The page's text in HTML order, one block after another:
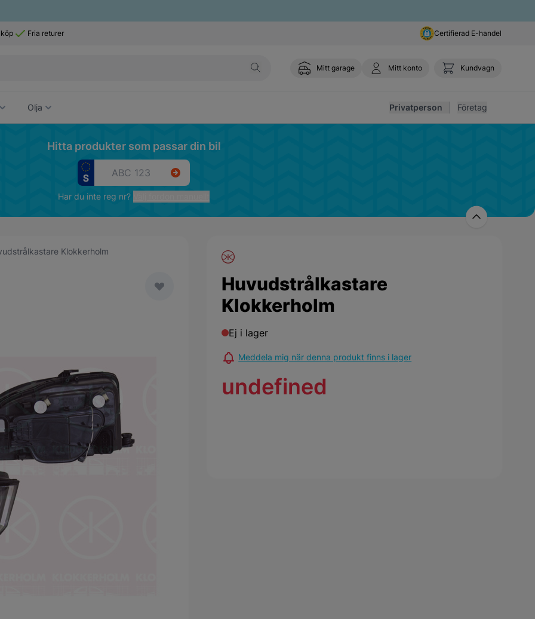
Fria returer Certifierad E-handel
Mitt garage Mitt konto Kundvagn
Olja Privatperson Företag
Hitta produkter som passar din bil
Har du inte reg nr?
Klokkerholm
Huvudstrålkastare
Klokkerholm
Ej i lager
Meddela mig när denna produkt finns i lager
undefined